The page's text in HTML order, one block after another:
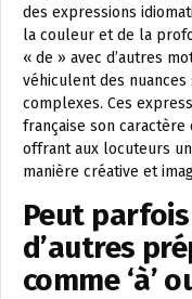
des expressions
la couleur et de la
« de » avec d’autres
véhiculent des
complexes. Ces
française son
offrant aux locuteurs
manière créative et
Peut
d’autres
comme ‘à’